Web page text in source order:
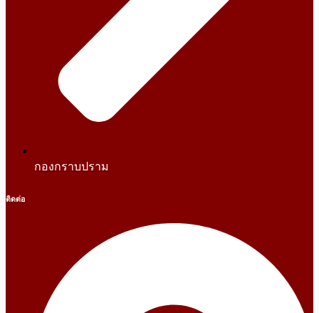
กองกราบปราม
ติดต่อ